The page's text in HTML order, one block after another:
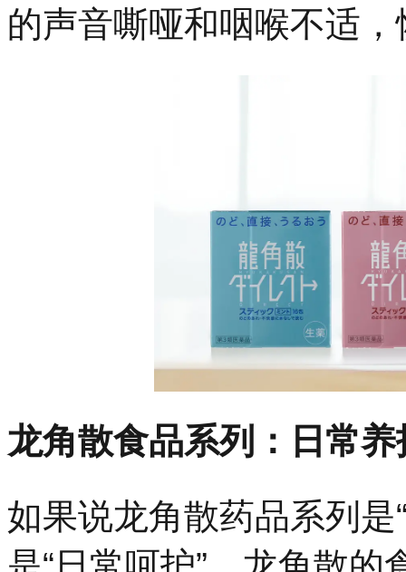
的声音嘶哑和咽喉不适
龙角散食品系列：日常
如果说龙角散药品系列是